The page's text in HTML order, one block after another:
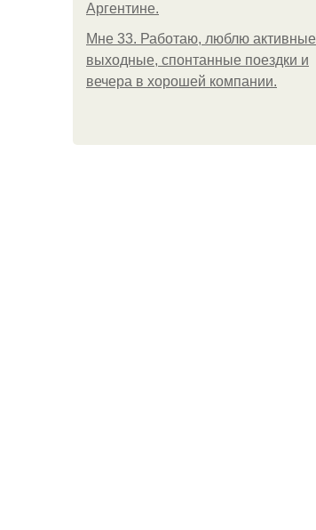
Аргентине.
Мне 33. Работаю, люблю активные
выходные, спонтанные поездки и
вечера в хорошей компании.